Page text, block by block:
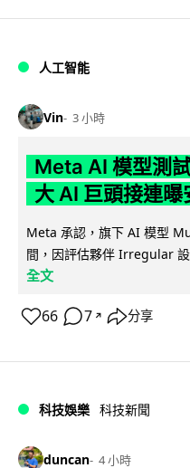
人工智能
Vin 3 小時
Meta AI 模型測
大 AI 巨頭接連曝
Meta 承認，旗下 AI 模型
間，因評估夥伴 Irregular
全文
66 7 ↗ 分享
科技娛樂 科技新聞
duncan 4 小時